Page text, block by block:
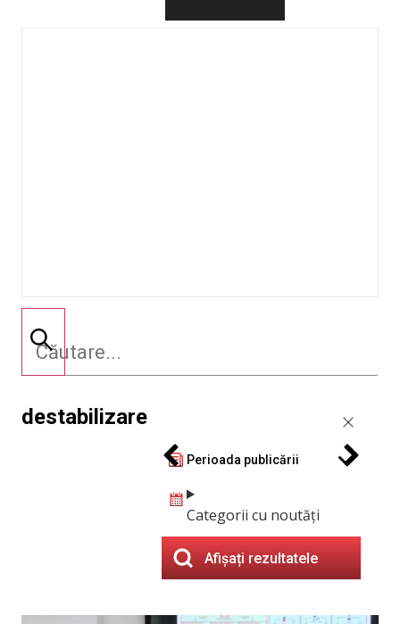
destabilizare
Perioada publicării
Categorii cu noutăți
Afișați rezultatele